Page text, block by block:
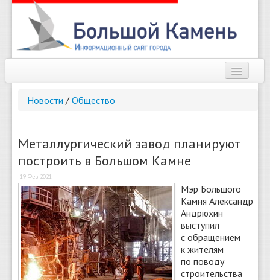
Новости
Справочник
Погода
О сайте
Найти
Новости / Общество
Металлургический завод планируют
построить в Большом Камне
19 Фев 2021
Мэр Большого
Камня Александр
Андрюхин
выступил
с обращением
к жителям
по поводу
строительства